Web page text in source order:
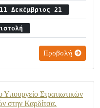
Δεκέμβριος 21
Προβολή
Στρατιωτικών
στην Καρδίτσα.